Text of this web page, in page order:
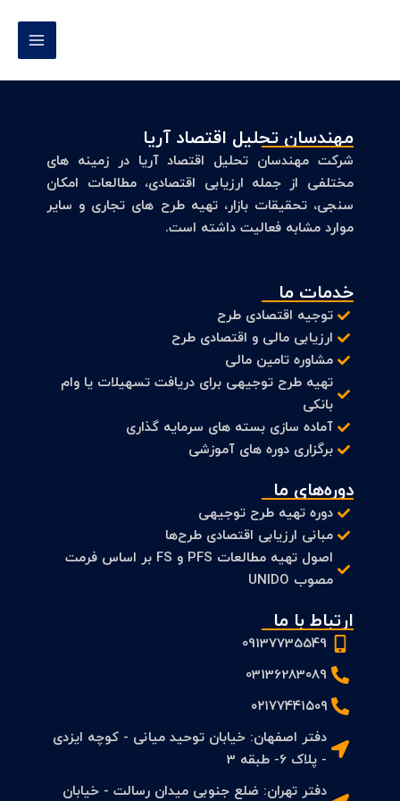
مهندسان تحلیل اقتصاد آریا
شرکت مهندسان تحلیل اقتصاد آریا در زمینه های
مختلفی از جمله ارزیابی اقتصادی، مطالعات امکان
سنجی، تحقیقات بازار، تهیه طرح های تجاری و سایر
موارد مشابه فعالیت داشته است.
خدمات ما
توجیه اقتصادی طرح
ارزیابی مالی و اقتصادی طرح
مشاوره تامین مالی
تهیه طرح توجیهی برای دریافت تسهیلات یا وام
بانکی
آماده سازی بسته های سرمایه گذاری
برگزاری دوره های آموزشی
دوره‌های ما
دوره تهیه طرح توجیهی
مبانی ارزیابی اقتصادی طرح‌ها
اصول تهیه مطالعات PFS و FS بر اساس فرمت
مصوب UNIDO
ارتباط با ما
09137735549
03136283089
۰۲۱۷۷۴۴۱۵۰۹
دفتر اصفهان: خیابان توحید میانی - کوچه ایزدی
- پلاک 6- طبقه 3
دفتر تهران: ضلع جنوبی میدان رسالت - خیابان